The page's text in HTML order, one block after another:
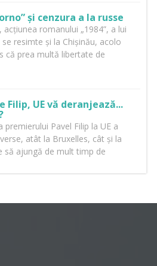
și cenzura a la russe
romanului „1984”, a lui
resimte și la Chișinău, acolo
că prea multă libertate de
Filip, UE vă deranjează...
premierului Pavel Filip la UE a
atât la Bruxelles, cât și la
să ajungă de mult timp de